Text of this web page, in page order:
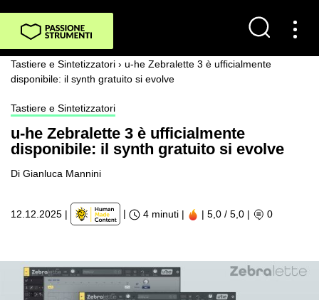
Tastiere e Sintetizzatori › u-he Zebralette 3 è ufficialmente
disponibile: il synth gratuito si evolve
Tastiere e Sintetizzatori
u-he Zebralette 3 è ufficialmente
disponibile: il synth gratuito si evolve
Di Gianluca Mannini
12.12.2025 | | 4 minuti | | 5,0 / 5,0 | 0